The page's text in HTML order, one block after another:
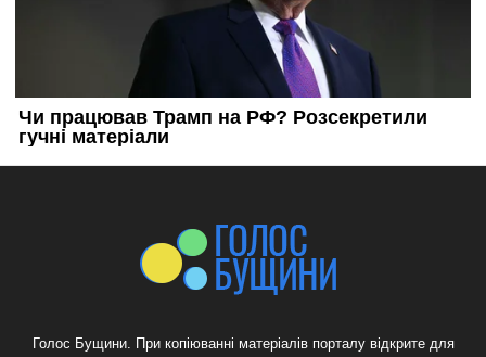
Голос Бущини. При копіюванні матеріалів порталу відкрите для